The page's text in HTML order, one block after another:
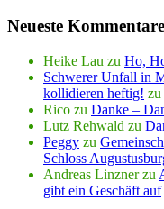
Neueste Kommentare
Heike Lau zu Ho,
Schwerer Unfall in
kollidieren heftig! zu
Rico zu Danke –
Lutz Rehwald zu
Peggy zu
Schloss
Andreas Linznerzu
gibt ein Geschäft auf